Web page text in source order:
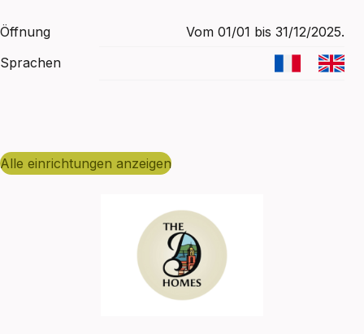
Öffnung
Vom 01/01 bis 31/12/2025.
Sprachen
alle einrichtungen anzeigen